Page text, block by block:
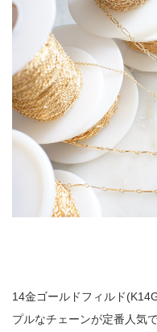
14金ゴールドフィルド
プルなチェーンが定番人気